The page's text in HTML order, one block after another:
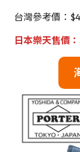
台灣參考價：
日本樂天售價